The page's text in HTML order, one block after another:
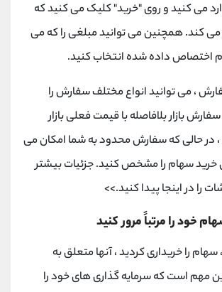
می کنید و روی "خرید" کلیک می کنید که
می کند. همچنین می توانید مبلغی را که می
اختصاص داده شده انتخاب کنید.
، می توانید انواع مختلف سفارش را
بازار بلافاصله با قیمت فعلی بازار
در حالی که سفارش محدود به شما امکان می
سهام را مشخص کنید. جزئیات بیشتر
را در اینجا پیدا کنید.>>
خود را مرتباً مرور کنید
را خریداری کردید ، آنها متعلق به
مهم است که سرمایه گذاری های خود را